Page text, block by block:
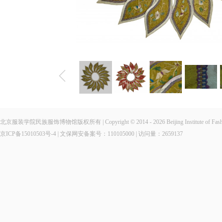
北京服装学院民族服饰博物馆版权所有 | Copyright © 2014 - 2026 Beijing Institute of
京ICP备15010503号-4 | 文保网安备案号：110105000 | 访问量： 2659137